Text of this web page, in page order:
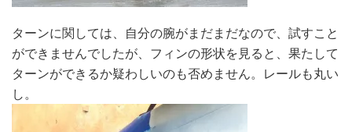
ターンに関しては、自分の腕がまだまだなので、試すこと
ができませんでしたが、フィンの形状を見ると、果たして
ターンができるか疑わしいのも否めません。レールも丸い
し。